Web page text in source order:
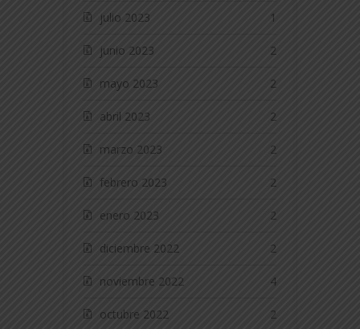
julio 2023 1
junio 2023 2
mayo 2023 2
abril 2023 2
marzo 2023 2
febrero 2023 2
enero 2023 2
diciembre 2022 2
noviembre 2022 4
octubre 2022 2